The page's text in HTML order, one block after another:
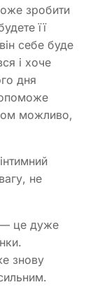
зробити
її
себе буде
і хоче
дня
можливо,
не
— це дуже
знову